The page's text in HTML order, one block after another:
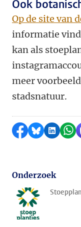
Ook
Op de site van
informatie
kan als
meer
stadsnatuur.
Delen op
Delen via
Delen
Onderzoek